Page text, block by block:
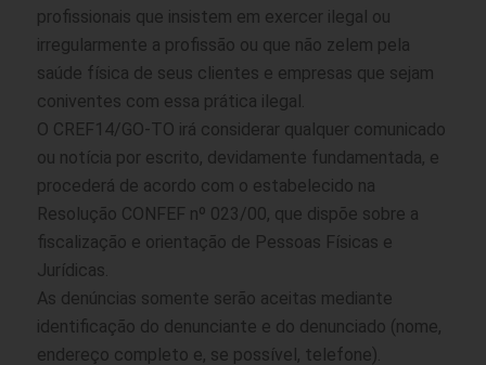
profissionais que insistem em exercer ilegal ou
irregularmente a profissão ou que não zelem pela
saúde física de seus clientes e empresas que sejam
coniventes com essa prática ilegal.
O CREF14/GO-TO irá considerar qualquer comunicado
ou notícia por escrito, devidamente fundamentada, e
procederá de acordo com o estabelecido na
Resolução CONFEF nº 023/00, que dispõe sobre a
fiscalização e orientação de Pessoas Físicas e
Jurídicas.
As denúncias somente serão aceitas mediante
identificação do denunciante e do denunciado (nome,
endereço completo e, se possível, telefone).